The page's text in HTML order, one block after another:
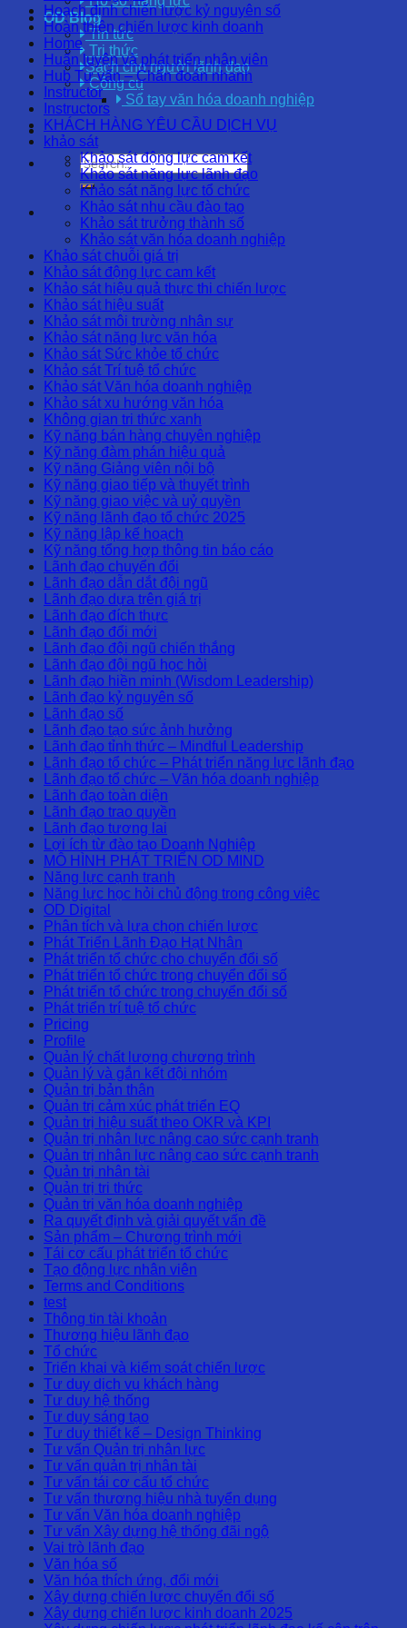
OD Blog
Tin tức
Tri thức
Sách cho người lãnh đạo
Công cụ
Sổ tay văn hóa doanh nghiệp
Hoạch định chiến lược kỷ nguyên số
Hoàn thiện chiến lược kinh doanh
Home
Huấn luyện và phát triển nhân viên
Hub Tư vấn – Chẩn đoán nhanh
Instructor
Instructors
KHÁCH HÀNG YÊU CẦU DỊCH VỤ
khảo sát
Khảo sát động lực cam kết
Khảo sát năng lực lãnh đạo
Khảo sát năng lực tổ chức
Khảo sát nhu cầu đào tạo
Khảo sát trưởng thành số
Khảo sát văn hóa doanh nghiệp
Khảo sát chuỗi giá trị
Khảo sát động lực cam kết
Khảo sát hiệu quả thực thi chiến lược
Khảo sát hiệu suất
Khảo sát môi trường nhân sự
Khảo sát năng lực văn hóa
Khảo sát Sức khỏe tổ chức
Khảo sát Trí tuệ tổ chức
Khảo sát Văn hóa doanh nghiệp
Khảo sát xu hướng văn hóa
Không gian tri thức xanh
Kỹ năng bán hàng chuyên nghiệp
Kỹ năng đàm phán hiệu quả
Kỹ năng Giảng viên nội bộ
Kỹ năng giao tiếp và thuyết trình
Kỹ năng giao việc và uỷ quyền
Kỹ năng lãnh đạo tổ chức 2025
Kỹ năng lập kế hoạch
Kỹ năng tổng hợp thông tin báo cáo
Lãnh đạo chuyển đổi
Lãnh đạo dẫn dắt đội ngũ
Lãnh đạo dựa trên giá trị
Lãnh đạo đích thực
Lãnh đạo đổi mới
Lãnh đạo đội ngũ chiến thắng
Lãnh đạo đội ngũ học hỏi
Lãnh đạo hiền minh (Wisdom Leadership)
Lãnh đạo kỷ nguyên số
Lãnh đạo số
Lãnh đạo tạo sức ảnh hưởng
Lãnh đạo tỉnh thức – Mindful Leadership
Lãnh đạo tổ chức – Phát triển năng lực lãnh đạo
Lãnh đạo tổ chức – Văn hóa doanh nghiệp
Lãnh đạo toàn diện
Lãnh đạo trao quyền
Lãnh đạo tương lai
Lợi ích từ đào tạo Doanh Nghiệp
MÔ HÌNH PHÁT TRIỂN OD MIND
Năng lực cạnh tranh
Năng lực học hỏi chủ động trong công việc
OD Digital
Phân tích và lựa chọn chiến lược
Phát Triển Lãnh Đạo Hạt Nhân
Phát triển tổ chức cho chuyển đổi số
Phát triển tổ chức trong chuyển đổi số
Phát triển tổ chức trong chuyển đổi số
Phát triển trí tuệ tổ chức
Pricing
Profile
Quản lý chất lượng chương trình
Quản lý và gắn kết đội nhóm
Quản trị bản thân
Quản trị cảm xúc phát triển EQ
Quản trị hiệu suất theo OKR và KPI
Quản trị nhân lực nâng cao sức cạnh tranh
Quản trị nhân lực nâng cao sức cạnh tranh
Quản trị nhân tài
Quản trị tri thức
Quản trị văn hóa doanh nghiệp
Ra quyết định và giải quyết vấn đề
Sản phẩm – Chương trình mới
Tái cơ cấu phát triển tổ chức
Tạo động lực nhân viên
Terms and Conditions
test
Thông tin tài khoản
Thương hiệu lãnh đạo
Tổ chức
Triển khai và kiểm soát chiến lược
Tư duy dịch vụ khách hàng
Tư duy hệ thống
Tư duy sáng tạo
Tư duy thiết kế – Design Thinking
Tư vấn Quản trị nhân lực
Tư vấn quản trị nhân tài
Tư vấn tái cơ cấu tổ chức
Tư vấn thương hiệu nhà tuyển dụng
Tư vấn Văn hóa doanh nghiệp
Tư vấn Xây dựng hệ thống đãi ngộ
Vai trò lãnh đạo
Văn hóa số
Văn hóa thích ứng, đổi mới
Xây dựng chiến lược chuyển đổi số
Xây dựng chiến lược kinh doanh 2025